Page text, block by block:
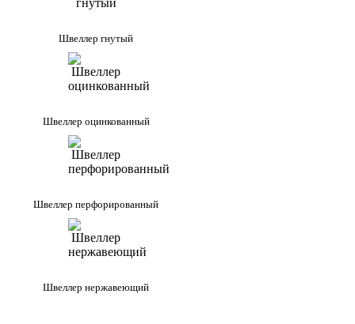
Швеллер гнутый
Швеллер оцинкованный
Швеллер перфорированный
Швеллер нержавеющий